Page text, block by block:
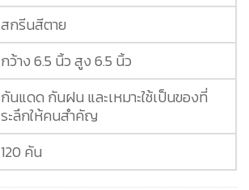
สกรีนสีตาย
กว้าง 6.5 นิ้ว สูง 6.5 นิ้ว
กันแดด กันฝน และเหมาะใช้เป็นของที่
ระลึกให้คนสำคัญ
120 คัน